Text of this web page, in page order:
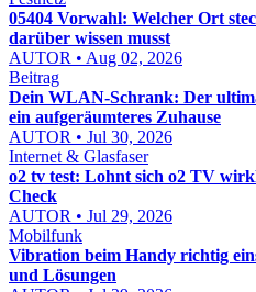
05404 Vorwahl: Welcher Ort
darüber wissen musst
AUTOR • Aug 02, 2026
Beitrag
Dein WLAN-Schrank: Der
ein aufgeräumteres Zuhause
AUTOR • Jul 30, 2026
Internet & Glasfaser
o2 tv test: Lohnt sich o2 TV
Check
AUTOR • Jul 29, 2026
Mobilfunk
Vibration beim Handy richtig
und Lösungen